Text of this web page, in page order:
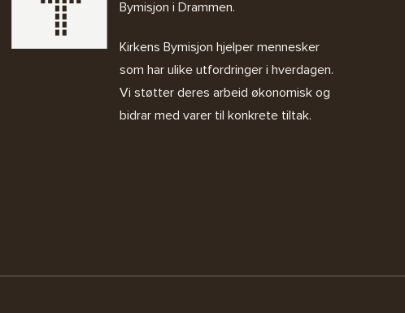
Bymisjon i Drammen.
Kirkens Bymisjon hjelper mennesker
som har ulike utfordringer i hverdagen.
Vi støtter deres arbeid økonomisk og
bidrar med varer til konkrete tiltak.